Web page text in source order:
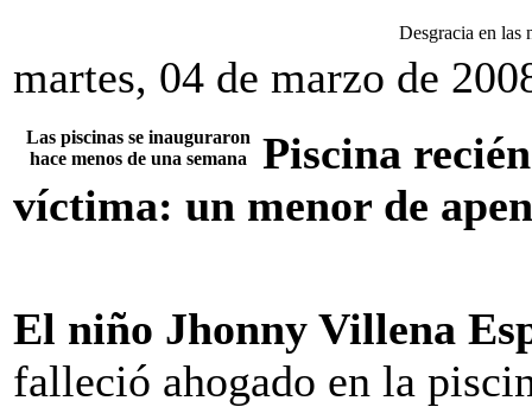
Desgracia en las
martes, 04 de marzo de
Las piscinas se inauguraron
hace menos de una semana
Piscina
víctima: un menor de
El niño Jhonny Villena
falleció ahogado en la